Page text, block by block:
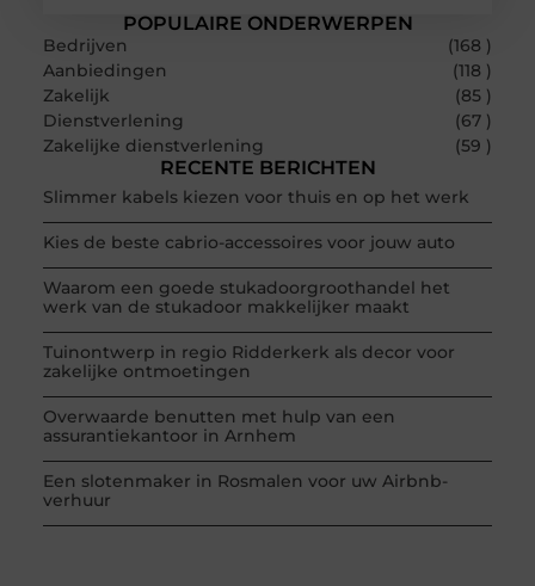
POPULAIRE ONDERWERPEN
Bedrijven
(168 )
Aanbiedingen
(118 )
Zakelijk
(85 )
Dienstverlening
(67 )
Zakelijke dienstverlening
(59 )
RECENTE BERICHTEN
Slimmer kabels kiezen voor thuis en op het werk
Kies de beste cabrio-accessoires voor jouw auto
Waarom een goede stukadoorgroothandel het
werk van de stukadoor makkelijker maakt
Tuinontwerp in regio Ridderkerk als decor voor
zakelijke ontmoetingen
Overwaarde benutten met hulp van een
assurantiekantoor in Arnhem
Een slotenmaker in Rosmalen voor uw Airbnb-
verhuur